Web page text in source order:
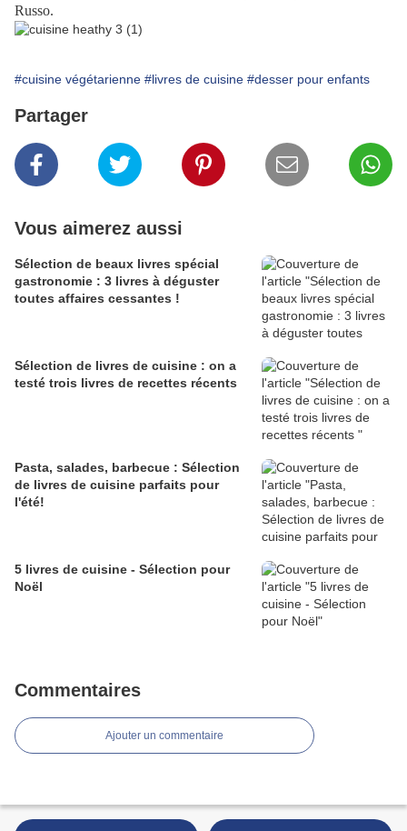
Russo.
#cuisine végétarienne #livres de cuisine #desser pour enfants
Partager
Vous aimerez aussi
Sélection de beaux livres spécial
gastronomie : 3 livres à déguster
toutes affaires cessantes !
Sélection de livres de cuisine : on a
testé trois livres de recettes récents
Pasta, salades, barbecue : Sélection
de livres de cuisine parfaits pour
l'été!
5 livres de cuisine - Sélection pour
Noël
Commentaires
Ajouter un commentaire